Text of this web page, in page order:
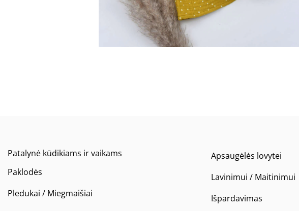
Patalynė kūdikiams ir vaikams
Paklodės
Pledukai / Miegmaišiai
Apsaugėlės lovytei
Lavinimui / Maitinimui
Išpardavimas